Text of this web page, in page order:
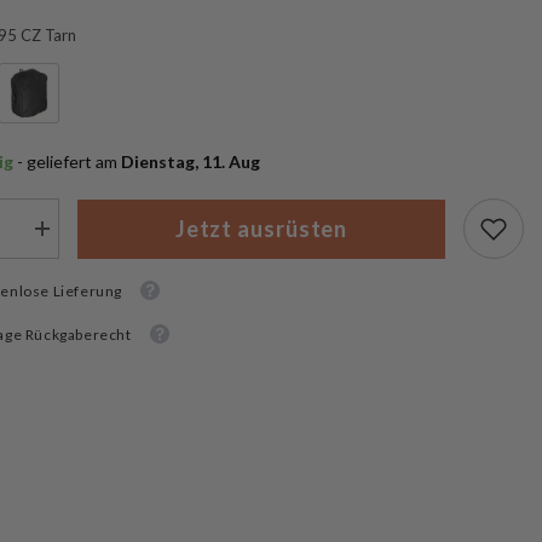
CZ Tarn
- geliefert am Dienstag, 11. Aug
Menge
MFH
“Molle”,
klein
Jetzt ausrüsten
Lieferung
Rückgaberecht